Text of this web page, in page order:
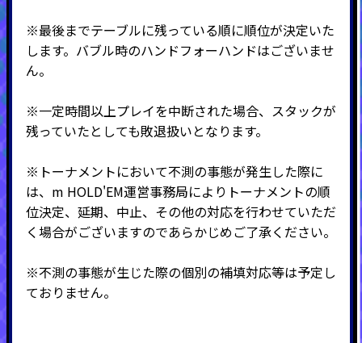
※最後までテーブルに残っている順に順位が決定いた
します。バブル時のハンドフォーハンドはございませ
ん。
※一定時間以上プレイを中断された場合、スタックが
残っていたとしても敗退扱いとなります。
※トーナメントにおいて不測の事態が発生した際に
は、m HOLD'EM運営事務局によりトーナメントの順
位決定、延期、中止、その他の対応を行わせていただ
く場合がございますのであらかじめご了承ください。
※不測の事態が生じた際の個別の補填対応等は予定し
ておりません。